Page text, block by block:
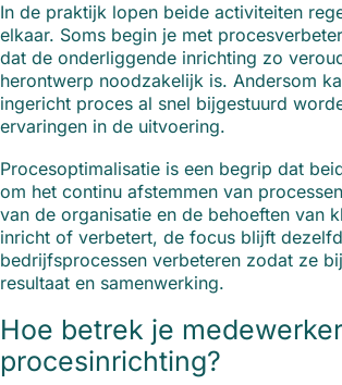
In de praktijk lopen beide activiteiten
elkaar. Soms begin je met
dat de onderliggende inrichting zo
herontwerp noodzakelijk is. Andersom
ingericht proces al snel bijgestuurd
ervaringen in de uitvoering.
Procesoptimalisatie is een begrip dat
om het continu afstemmen van
van de organisatie en de behoeften van
inricht of verbetert, de focus blijft
bedrijfsprocessen verbeteren zodat ze
resultaat en samenwerking.
Hoe betrek je
procesinrichting?